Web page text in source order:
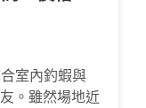
室內釣蝦與
。雖然場地近